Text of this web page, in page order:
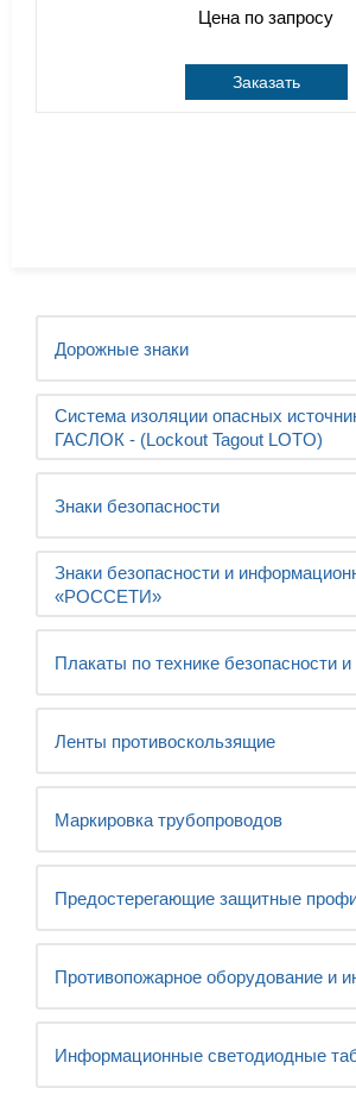
Дорожные знаки
Система изоляции опасных
ГАСЛОК - (Lockout Tagout LOTO)
Знаки безопасности
Знаки безопасности и
«РОССЕТИ»
Плакаты по технике безопасности
Ленты противоскользящие
Маркировка трубопроводов
Предостерегающие защитные
Противопожарное оборудование и
Информационные светодиодные
Цена по запросу
Заказать